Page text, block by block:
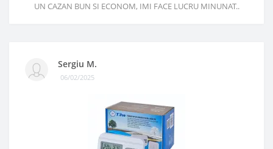
UN CAZAN BUN SI ECONOM, IMI FACE LUCRU MINUNAT..
Sergiu M.
06/02/2025